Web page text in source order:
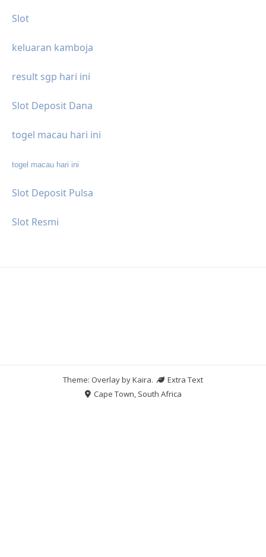
Slot
keluaran kamboja
result sgp hari ini
Slot Deposit Dana
togel macau hari ini
togel macau hari ini
Slot Deposit Pulsa
Slot Resmi
Theme: Overlay byKaira.
Extra Text
Cape Town, South Africa